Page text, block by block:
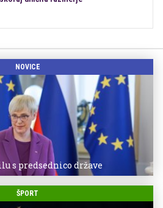
NOVICE
s predsednico države
ŠPORT